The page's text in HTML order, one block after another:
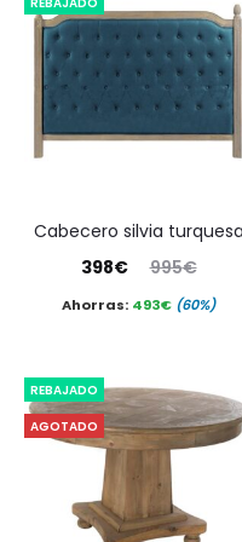
250€.
95€.
cabecero silvia turquesa
995€
El
precio
era:
995€.
398€
precio
es:
398€.
Ahorras: 493€ (60%)
REBAJADO
AGOTADO